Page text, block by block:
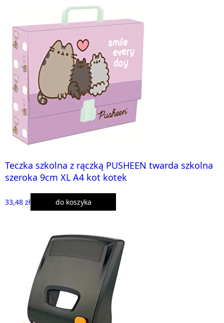
Teczka szkolna z rączką PUSHEEN twarda szkolna
szeroka 9cm XL A4 kot kotek
33,48 zł do koszyka